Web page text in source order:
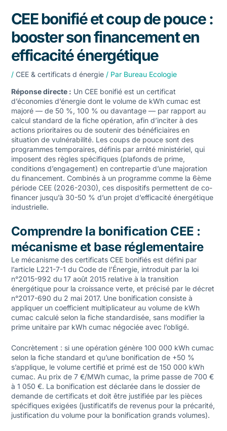
CEE bonifié et coup de pouce :
booster son financement en
efficacité énergétique
/ CEE & certificats d énergie/ Par Bureau Ecologie
Réponse directe : Un CEE bonifié est un certificat
d’économies d’énergie dont le volume de kWh cumac est
majoré — de 50 %, 100 % ou davantage — par rapport au
calcul standard de la fiche opération, afin d’inciter à des
actions prioritaires ou de soutenir des bénéficiaires en
situation de vulnérabilité. Les coups de pouce sont des
programmes temporaires, définis par arrêté ministériel, qui
imposent des règles spécifiques (plafonds de prime,
conditions d’engagement) en contrepartie d’une majoration
du financement. Combinés à un programme comme la 6ème
période CEE(2026-2030), ces dispositifs permettent de co-
financer jusqu’à 30-50 % d’un projet d’efficacité énergétique
industrielle.
Comprendre la bonification CEE :
mécanisme et base réglementaire
Le mécanisme des certificats CEE bonifiés est défini par
l’article L221-7-1 du Code de l’Énergie, introduit par la loi
n°2015-992 du 17 août 2015 relative à la transition
énergétique pour la croissance verte, et précisé par le décret
n°2017-690 du 2 mai 2017. Une bonification consiste à
appliquer un coefficient multiplicateur au volume de kWh
cumac calculé selon la fiche standardisée, sans modifier la
prime unitaire par kWh cumac négociée avec l’obligé.
Concrètement : si une opération génère 100 000 kWh cumac
selon la fiche standard et qu’une bonification de +50 %
s’applique, le volume certifié et primé est de 150 000 kWh
cumac. Au prix de 7 €/MWh cumac, la prime passe de 700 €
à 1 050 €. La bonification est déclarée dans le dossier de
demande de certificats et doit être justifiée par les pièces
spécifiques exigées (justificatifs de revenus pour la précarité,
justification du volume pour la bonification grands volumes).